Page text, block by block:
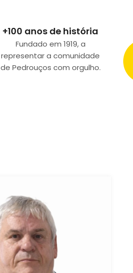
+100 anos de história
Fundado em 1919, a
representar a comunidade
de Pedrouços com orgulho.